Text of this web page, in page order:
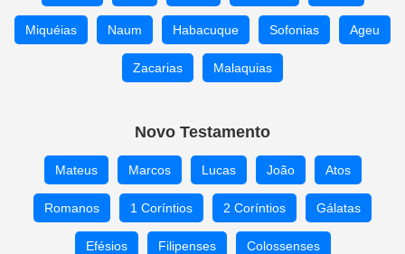
Miquéias Naum Habacuque Sofonias Ageu
Zacarias Malaquias
Novo Testamento
Mateus Marcos Lucas João Atos
Romanos 1 Coríntios 2 Coríntios Gálatas
Efésios Filipenses Colossenses